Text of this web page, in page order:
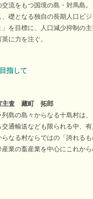
流をもつ国境の島・対馬島
礎となる独自の長期人口ビ
を目標に、人口減少抑制の
に力を注ぐ。
指して
主査 藏町 拓郎
島の島々からなる十島村は
通輸送なども限られる中、
なる村ならではの「誇れる
業の畜産業を中心にこれから